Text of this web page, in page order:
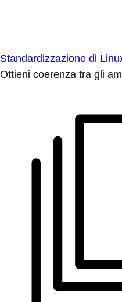
Standardizzazione di
Ottieni coerenza tra gli